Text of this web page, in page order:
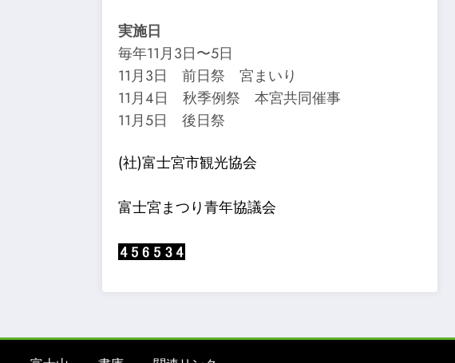
実施日
毎年11月3日〜5日
11月3日 前日祭 宮まいり
11月4日 秋季例祭 本宮共同催事
11月5日 後日祭
(社)富士宮市観光協会
富士宮まつり青年協議会